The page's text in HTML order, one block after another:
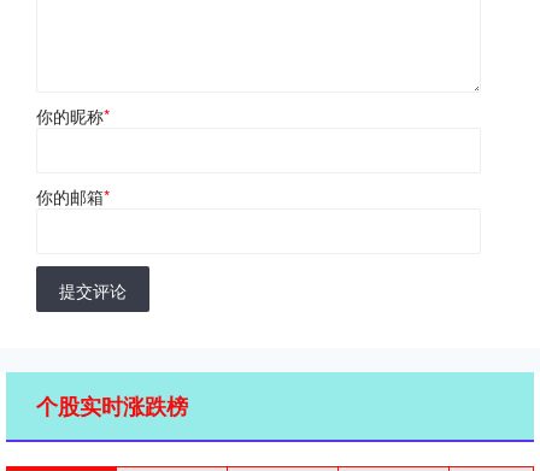
你的昵称*
你的邮箱*
提交评论
个股实时涨跌榜